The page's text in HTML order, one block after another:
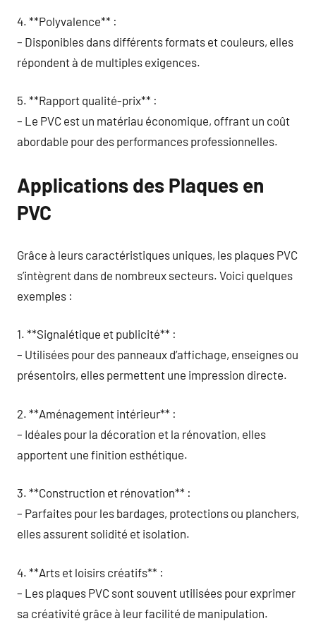
4. **Polyvalence** :
– Disponibles dans différents formats et couleurs, elles
répondent à de multiples exigences.
5. **Rapport qualité-prix** :
– Le PVC est un matériau économique, offrant un coût
abordable pour des performances professionnelles.
Applications des Plaques en
PVC
Grâce à leurs caractéristiques uniques, les plaques PVC
s’intègrent dans de nombreux secteurs. Voici quelques
exemples :
1. **Signalétique et publicité** :
– Utilisées pour des panneaux d’affichage, enseignes ou
présentoirs, elles permettent une impression directe.
2. **Aménagement intérieur** :
– Idéales pour la décoration et la rénovation, elles
apportent une finition esthétique.
3. **Construction et rénovation** :
– Parfaites pour les bardages, protections ou planchers,
elles assurent solidité et isolation.
4. **Arts et loisirs créatifs** :
– Les plaques PVC sont souvent utilisées pour exprimer
sa créativité grâce à leur facilité de manipulation.